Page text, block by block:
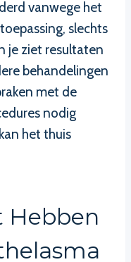
vanwege het
slechts
je ziet resultaten
behandelingen
met de
nodig
het thuis
Hebben